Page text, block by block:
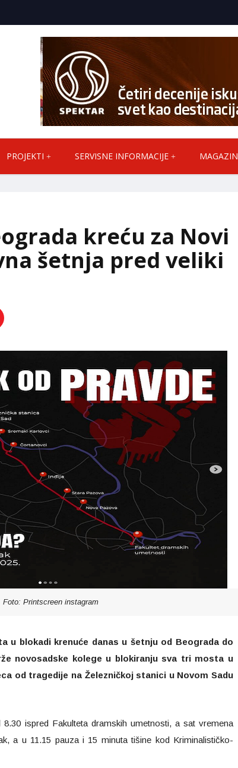
PROJEKTI SERVISNE INFORMACIJE MAGAZIN
kreću za Novi
šetnja pred veliki
Foto: Printscreen instagram
u blokadi krenuće danas u šetnju od Beograda do
novosadske kolege u blokiranju sva tri mosta u
od tragedije na Železničkoj stanici u Novom Sadu
ispred Fakulteta dramskih umetnosti, a sat vremena
a u 11.15 pauza i 15 minuta tišine kod Kriminalističko-